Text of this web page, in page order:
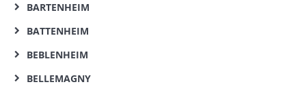
BARTENHEIM
BATTENHEIM
BEBLENHEIM
BELLEMAGNY